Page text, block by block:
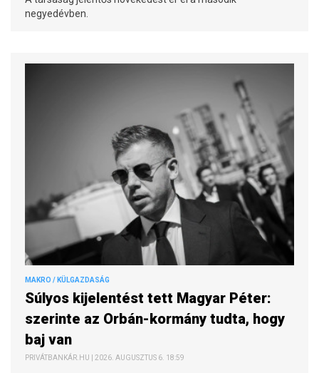
negyedévben.
MAKRO / KÜLGAZDASÁG
Súlyos kijelentést tett Magyar Péter:
szerinte az Orbán-kormány tudta, hogy
baj van
PRIVÁTBANKÁR.HU | 2026. AUGUSZTUS 6. 18:59